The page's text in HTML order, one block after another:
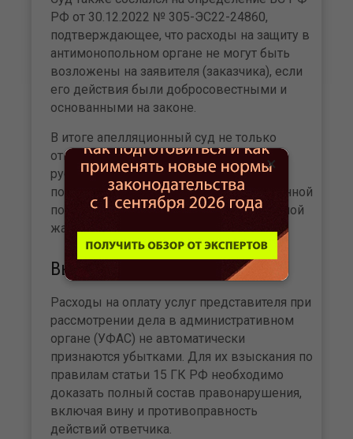
РФ от 30.12.2022 № 305-ЭС22-24860,
подтверждающее, что расходы на защиту в
антимонопольном органе не могут быть
возложены на заявителя (заказчика), если
его действия были добросовестными и
основанными на законе.
В итоге апелляционный суд не только
отказал обществу во взыскании 90 000
рублей, но и взыскал с него в пользу
поликлиники 3 000 рублей государственной
пошлины за рассмотрение апелляционной
жалобы.
Выводы
Расходы на оплату услуг представителя при
рассмотрении дела в административном
органе (УФАС) не автоматически
признаются убытками. Для их взыскания по
правилам статьи 15 ГК РФ необходимо
доказать полный состав правонарушения,
включая вину и противоправность
действий ответчика.
×